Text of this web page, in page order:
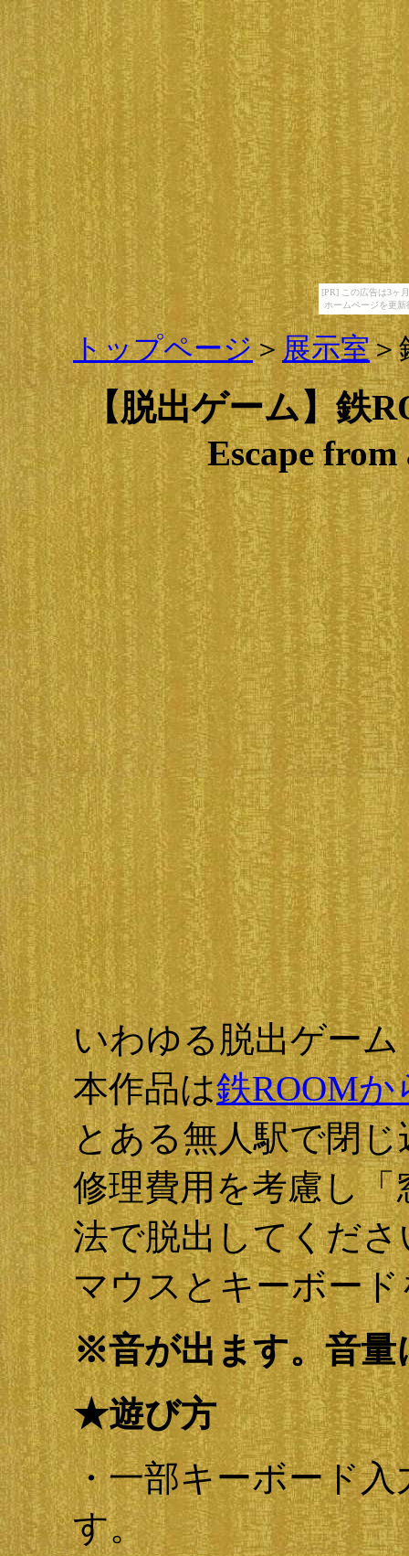
[PR] この広告は3ヶ
ホームページを更
トップページ＞ 展示室＞
【脱出ゲーム】鉄
Escape
いわゆる脱出ゲー
本作品は鉄ROOMか
とある無人駅で閉
修理費用を考慮し
法で脱出してくださ
マウスとキーボー
※音が出ます。音量
★遊び方
・一部キーボード
す。